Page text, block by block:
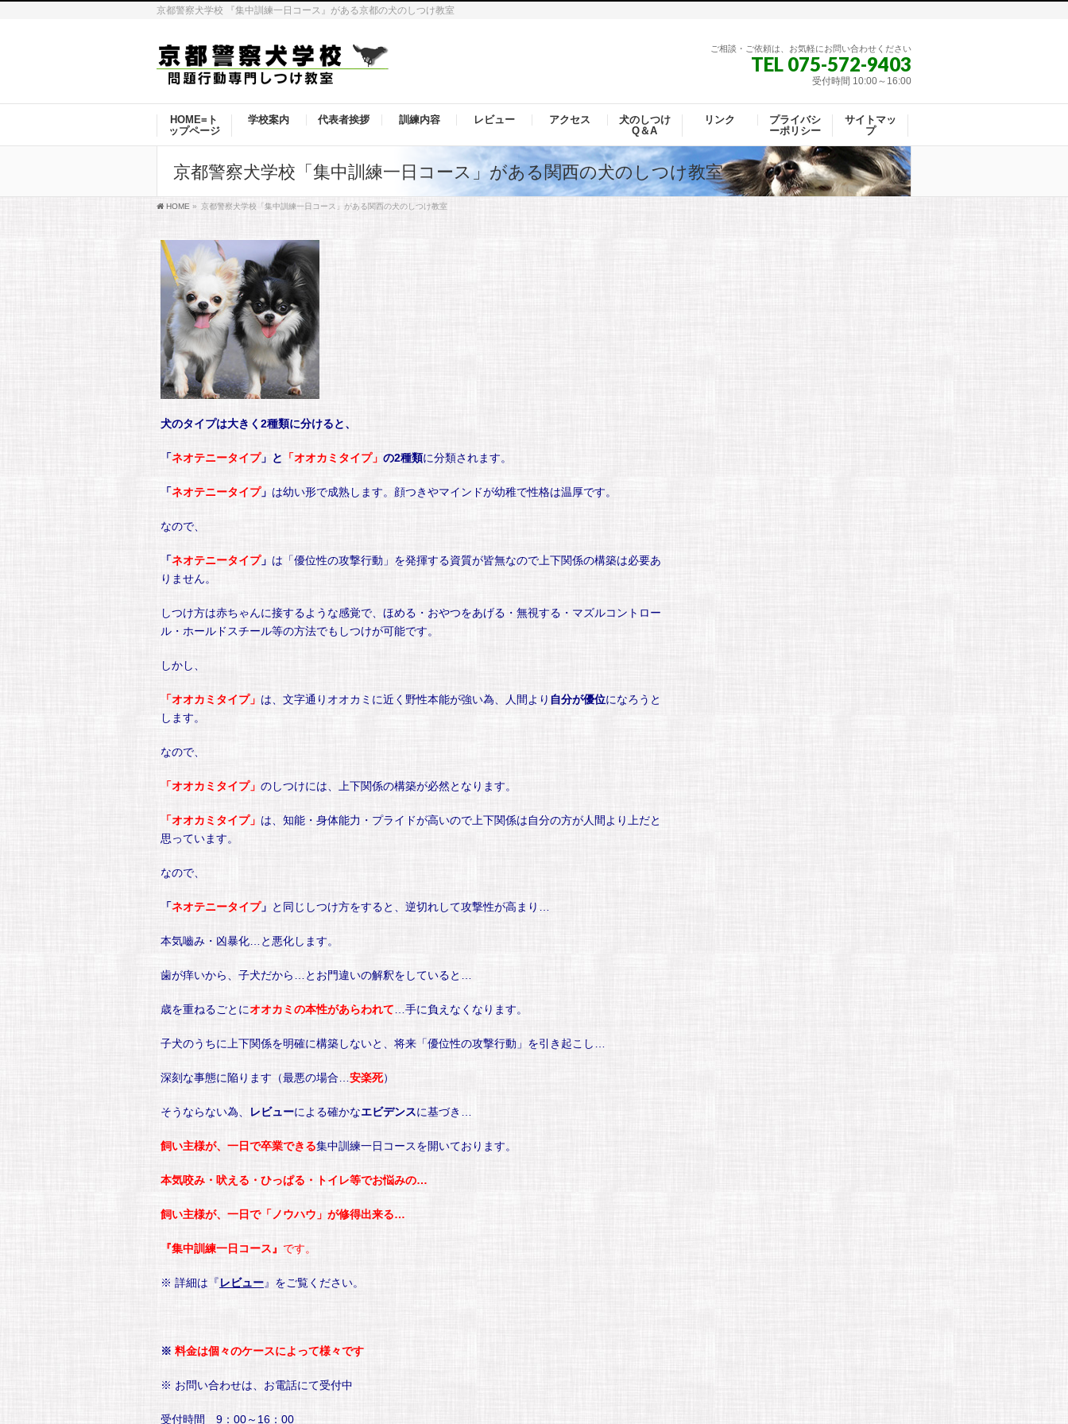
京都警察犬学校 『集中訓練一日コース』がある京都の犬のしつけ教室
ご相談・ご依頼は、お気軽にお問い合わせください
TEL 075-572-9403
受付時間 10:00～16:00
HOME=ト
ップページ
学校案内 代表者挨拶 訓練内容 レビュー アクセス
犬のしつけ
Q＆A
リンク
プライバシ
ーポリシー
サイトマッ
プ
京都警察犬学校「集中訓練一日コース」がある関西の犬のしつけ教室
HOME » 京都警察犬学校「集中訓練一日コース」がある関西の犬のしつけ教室
犬のタイプは大きく2種類に分けると、
「ネオテニータイプ」と 「オオカミタイプ」 の2種類に分類されます。
「ネオテニータイプ」 は幼い形で成熟します。顔つきやマインドが幼稚で性格は温厚です。
なので、
「ネオテニータイプ」 は「優位性の攻撃行動」を発揮する資質が皆無なので上下関係の構築は必要あ
りません。
しつけ方は赤ちゃんに接するような感覚で、ほめる・おやつをあげる・無視する・マズルコントロー
ル・ホールドスチール等の方法でもしつけが可能です。
しかし、
「オオカミタイプ」 は、文字通りオオカミに近く野性本能が強い為、人間より 自分が優位になろうと
します。
なので、
「オオカミタイプ」 のしつけには、上下関係の構築が必然となります。
「オオカミタイプ」 は、知能・身体能力・プライドが高いので上下関係は自分の方が人間より上だと
思っています。
なので、
「ネオテニータイプ」 と同じしつけ方をすると、逆切れして攻撃性が高まり…
本気嚙み・凶暴化…と悪化します。
歯が痒いから、子犬だから…とお門違いの解釈をしていると…
歳を重ねるごとにオオカミの本性があらわれて …手に負えなくなります。
子犬のうちに上下関係を明確に構築しないと、将来「優位性の攻撃行動」を引き起こし…
深刻な事態に陥ります（最悪の場合… 安楽死）
そうならない為、 レビューによる確かなエビデンスに基づき…
飼い主様が、一日で卒業できる集中訓練一日コースを開いております。
本気咬み・吠える・ひっぱる・トイレ等でお悩みの…
飼い主様が、一日で「ノウハウ」が修得出来る…
『集中訓練一日コース』 です。
※ 詳細は『レビュー』をご覧ください。
※ 料金は個々のケースによって様々です
※ お問い合わせは、お電話にて受付中
受付時間 9：00～16：00